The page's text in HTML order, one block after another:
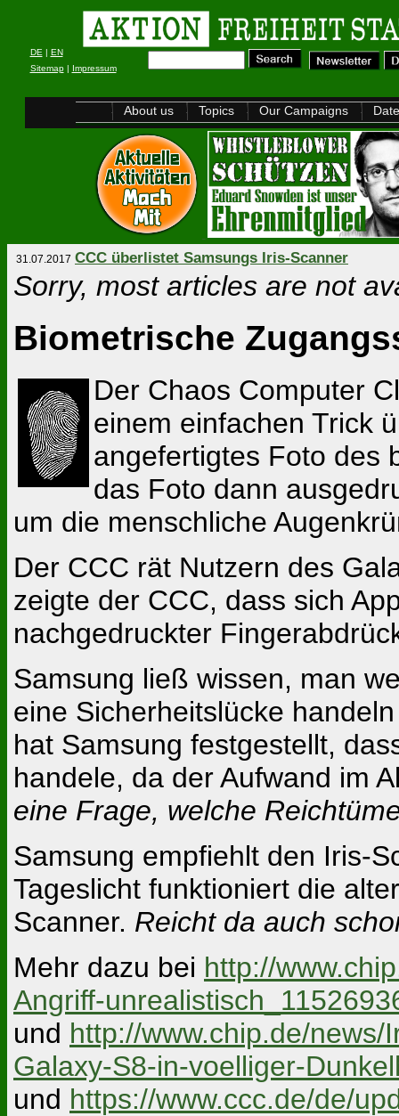
DE | EN
Sitemap| Impressum
About us Topics Our Campaigns
31.07.2017 CCC überlistet Samsungs Iris-Scanner
Sorry, most articles are not
Biometrische
Der Chaos Computer
einem einfachen Trick
angefertigtes Foto des
das Foto dann
um die menschliche
Der CCC rät Nutzern des
zeigte der CCC, dass sich
nachgedruckter
Samsung ließ wissen, man
eine Sicherheitslücke
hat Samsung festgestellt,
handele, da der Aufwand im
eine Frage, welche
Samsung empfiehlt den Iris-
Tageslicht funktioniert die
Scanner. Reicht da auch
Mehr dazu bei http://
Angriff-
und http://www.chip.de/
Galaxy-S8-in-voelliger-
und https://www.ccc.de/de/